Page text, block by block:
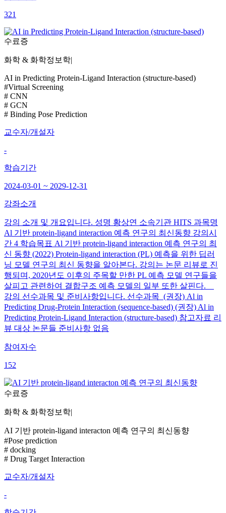
321
수료증
화학 & 화학정보학|
AI in Predicting Protein-Ligand Interaction (structure-based)
#Virtual Screening
# CNN
# GCN
# Binding Pose Prediction
교수자/개설자
-
학습기간
2024-03-01 ~ 2029-12-31
강좌소개
강의 소개 및 개요입니다. 성명 황상연 소속기관 HITS 과목명
Al 기반 protein-ligand interaction 예측 연구의 최신동향 강의시
간 4 학습목표 Al 기반 protein-ligand interaction 예측 연구의 최
신 동향 (2022) Protein-ligand interaction (PL) 예측을 위한 딥러
닝 모델 연구의 최신 동향을 알아본다. 강의는 논문 리뷰로 진
행되며, 2020년도 이후의 주목할 만한 PL 예측 모델 연구들을
살피고 관련하여 결합구조 예측 모델의 일부 또한 살핀다.
강의 선수과목 및 준비사항입니다. 선수과목 (권장) Al in
Predicting Drug-Protein Interaction (sequence-based) (권장) Al in
Predicting Protein-Ligand Interaction (structure-based) 참고자료 리
뷰 대상 논문들 준비사항 없음
참여자수
152
수료증
화학 & 화학정보학|
AI 기반 protein-ligand interacton 예측 연구의 최신동향
#Pose prediction
# docking
# Drug Target Interaction
교수자/개설자
-